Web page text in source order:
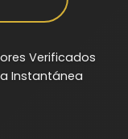
Verificados
Instantánea